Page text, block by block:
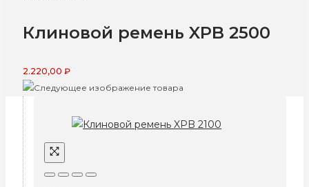
Клиновой ремень XPB 2500
2.220,00 ₽